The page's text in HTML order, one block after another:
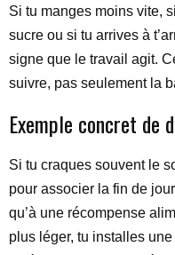
Si tu manges moins vite,
sucre ou si tu arrives à
signe que le travail agit.
suivre, pas seulement la
Exemple concret de
Si tu craques souvent le
pour associer la fin de
qu’à une récompense
plus léger, tu installes